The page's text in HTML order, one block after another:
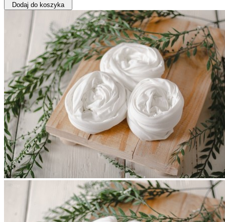
Dodaj do koszyka